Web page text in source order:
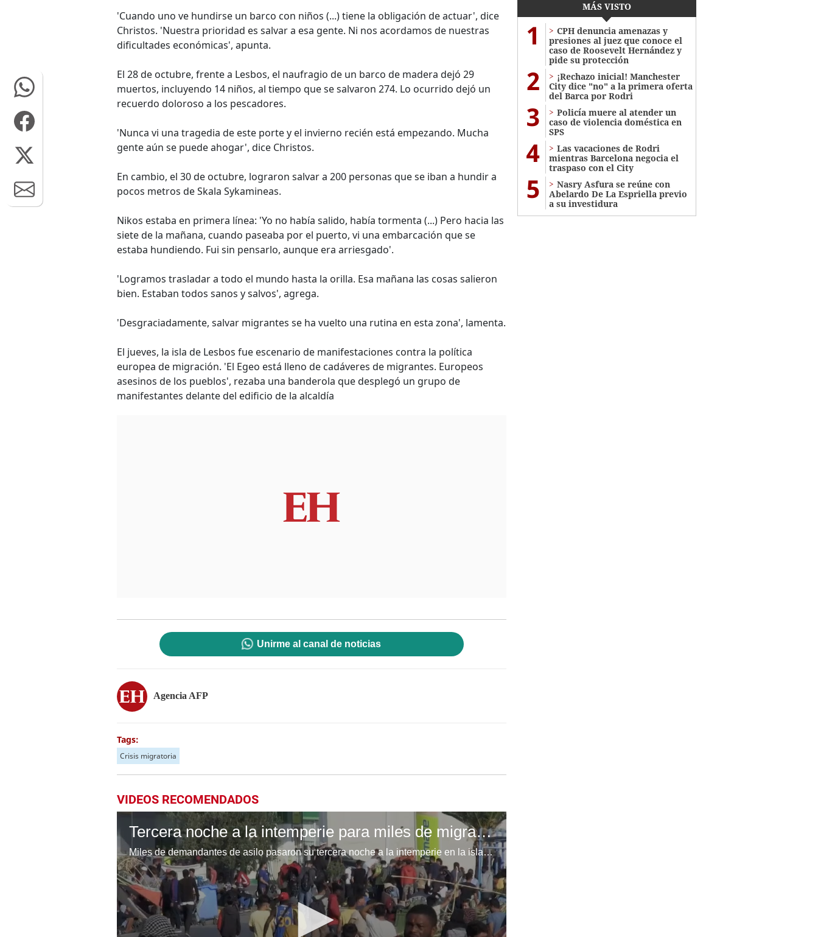
'Cuando uno ve hundirse un barco con niños (...) tiene la obligación de actuar', dice
Christos. 'Nuestra prioridad es salvar a esa gente. Ni nos acordamos de nuestras
dificultades económicas', apunta.
El 28 de octubre, frente a Lesbos, el naufragio de un barco de madera dejó 29
muertos, incluyendo 14 niños, al tiempo que se salvaron 274. Lo ocurrido dejó un
recuerdo doloroso a los pescadores.
'Nunca vi una tragedia de este porte y el invierno recién está empezando. Mucha
gente aún se puede ahogar', dice Christos.
En cambio, el 30 de octubre, lograron salvar a 200 personas que se iban a hundir a
pocos metros de Skala Sykamineas.
Nikos estaba en primera línea: 'Yo no había salido, había tormenta (...) Pero hacia las
siete de la mañana, cuando paseaba por el puerto, vi una embarcación que se
estaba hundiendo. Fui sin pensarlo, aunque era arriesgado'.
'Logramos trasladar a todo el mundo hasta la orilla. Esa mañana las cosas salieron
bien. Estaban todos sanos y salvos', agrega.
'Desgraciadamente, salvar migrantes se ha vuelto una rutina en esta zona', lamenta.
El jueves, la isla de Lesbos fue escenario de manifestaciones contra la política
europea de migración. 'El Egeo está lleno de cadáveres de migrantes. Europeos
asesinos de los pueblos', rezaba una banderola que desplegó un grupo de
manifestantes delante del edificio de la alcaldía
Unirme al canal de noticias
Agencia AFP
Tags:
Crisis migratoria
VIDEOS RECOMENDADOS
Tercera noche a la intemperie para miles de migrantes de Lesbos
Miles de demandantes de asilo pasaron su tercera noche a la intemperie en la isla griega de Lesbos, a veces sin mantas, cerca del campamento de Moria, devastado por el fuego, al tiempo que un gran contingente de fuerzas policiales llegó al puerto el viernes por temor a protestas antiinmigrantes de los habitantes.
MÁS VISTO
1
CPH denuncia amenazas y
presiones al juez que conoce el
caso de Roosevelt Hernández y
pide su protección
2
¡Rechazo inicial! Manchester
City dice "no" a la primera oferta
del Barca por Rodri
3
Policía muere al atender un
caso de violencia doméstica en
SPS
4
Las vacaciones de Rodri
mientras Barcelona negocia el
traspaso con el City
5
Nasry Asfura se reúne con
Abelardo De La Espriella previo
a su investidura